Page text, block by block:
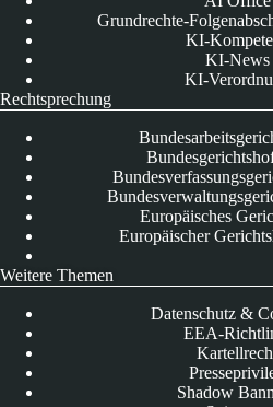
Grundrechte-
KI-
KI-News
KI-
Rechtsprechung
Europäisches
Europäischer
Weitere Themen
Datenschutz &
EEA-
Shadow